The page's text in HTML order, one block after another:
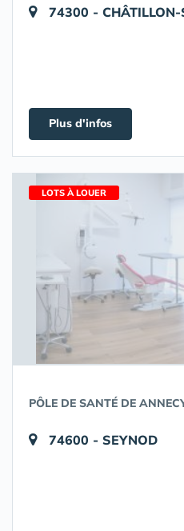
74300 - CHÂTILLON-
Plus d'infos
LOTS À LOUER
PÔLE DE SANTÉ DE
74600 - SEYNOD